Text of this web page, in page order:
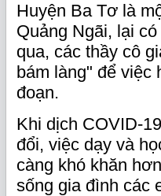
Huyện Ba Tơ là
Quảng Ngãi, lại
qua, các thầy cô
bám làng" để việc
đoạn.
Khi dịch COVID-
đổi, việc dạy và
càng khó khăn
sống gia đình các